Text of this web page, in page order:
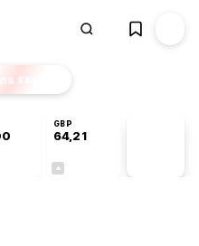
EKSTRA
GBP
64,21